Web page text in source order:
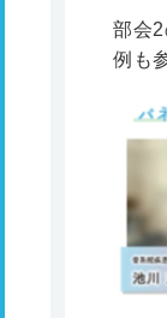
部会
例も